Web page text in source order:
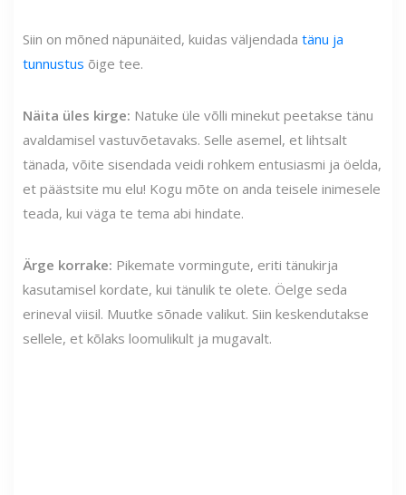
Siin on mõned näpunäited, kuidas väljendada tänu ja
tunnustus õige tee.
Näita üles kirge: Natuke üle võlli minekut peetakse tänu
avaldamisel vastuvõetavaks. Selle asemel, et lihtsalt
tänada, võite sisendada veidi rohkem entusiasmi ja öelda,
et päästsite mu elu! Kogu mõte on anda teisele inimesele
teada, kui väga te tema abi hindate.
Ärge korrake: Pikemate vormingute, eriti tänukirja
kasutamisel kordate, kui tänulik te olete. Öelge seda
erineval viisil. Muutke sõnade valikut. Siin keskendutakse
sellele, et kõlaks loomulikult ja mugavalt.